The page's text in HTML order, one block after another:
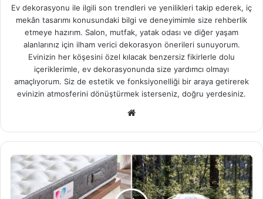
Ev dekorasyonu ile ilgili son trendleri ve yenilikleri takip ederek, iç
mekân tasarımı konusundaki bilgi ve deneyimimle size rehberlik
etmeye hazırım. Salon, mutfak, yatak odası ve diğer yaşam
alanlarınız için ilham verici dekorasyon önerileri sunuyorum.
Evinizin her köşesini özel kılacak benzersiz fikirlerle dolu
içeriklerimle, ev dekorasyonunda size yardımcı olmayı
amaçlıyorum. Siz de estetik ve fonksiyonelliği bir araya getirerek
evinizin atmosferini dönüştürmek isterseniz, doğru yerdesiniz.
sit
esi